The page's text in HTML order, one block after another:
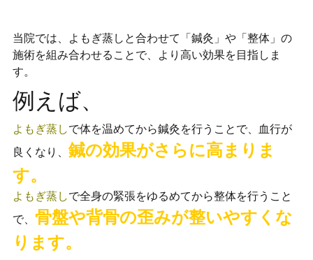
当院では、よもぎ蒸しと合わせて「鍼灸」や「整体」の
施術を組み合わせることで、より高い効果を目指しま
す。
例えば、
よもぎ蒸しで体を温めてから鍼灸を行うことで、血行が
良くなり、 鍼の効果がさらに高まりま
す。
よもぎ蒸しで全身の緊張をゆるめてから整体を行うこと
で、 骨盤や背骨の歪みが整いやすくな
ります。